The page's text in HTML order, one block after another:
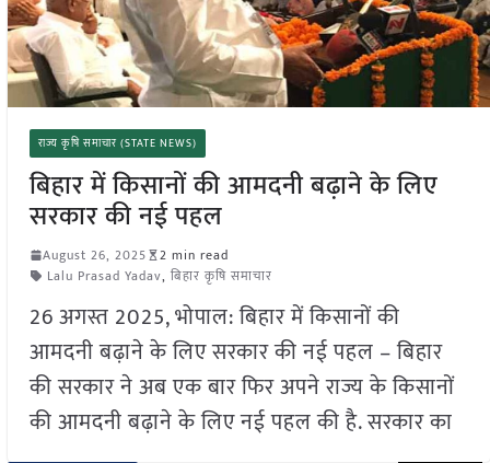
राज्य कृषि समाचार (STATE NEWS)
बिहार में किसानों की आमदनी बढ़ाने के लिए
सरकार की नई पहल
August 26, 2025
2 min read
Lalu Prasad Yadav, बिहार कृषि समाचार
26 अगस्त 2025, भोपाल: बिहार में किसानों की
आमदनी बढ़ाने के लिए सरकार की नई पहल – बिहार
की सरकार ने अब एक बार फिर अपने राज्य के किसानों
की आमदनी बढ़ाने के लिए नई पहल की है. सरकार का